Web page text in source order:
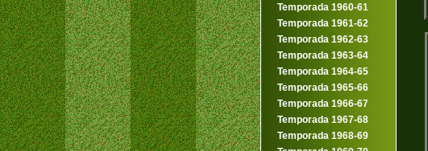
Temporada 1960-61
Temporada 1961-62
Temporada 1962-63
Temporada 1963-64
Temporada 1964-65
Temporada 1965-66
Temporada 1966-67
Temporada 1967-68
Temporada 1968-69